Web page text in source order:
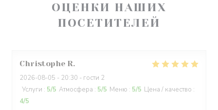
ОЦЕНКИ НАШИХ
ПОСЕТИТЕЛЕЙ
Christophe R
2026-08-05 - 20:30 - гости 2
Услуги : 5/5 Атмосфера : 5/5 Меню : 5/5 Цена / качество :
4/5